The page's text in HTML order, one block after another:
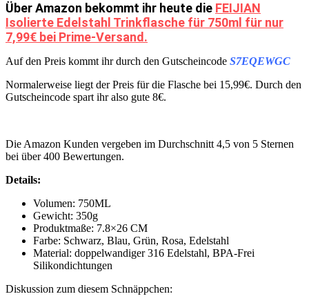
Über Amazon bekommt ihr heute die FEIJIAN
Isolierte Edelstahl Trinkflasche für 750ml für nur
7,99€ bei Prime-Versand.
Auf den Preis kommt ihr durch den Gutscheincode S7EQEWGC
Normalerweise liegt der Preis für die Flasche bei 15,99€. Durch den
Gutscheincode spart ihr also gute 8€.
Die Amazon Kunden vergeben im Durchschnitt 4,5 von 5 Sternen
bei über 400 Bewertungen.
Details:
Volumen: 750ML
Gewicht: 350g
Produktmaße: 7.8×26 CM
Farbe: Schwarz, Blau, Grün, Rosa, Edelstahl
Material: doppelwandiger 316 Edelstahl, BPA-Frei
Silikondichtungen
Diskussion zum diesem Schnäppchen: